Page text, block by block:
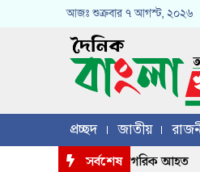
আজঃ শুক্রবার ৭ আগস্ট, ২০২৬
প্রচ্ছদ জাতীয়
সর্বশেষ
১১ জন বেসামরিক নাগরিক আহত